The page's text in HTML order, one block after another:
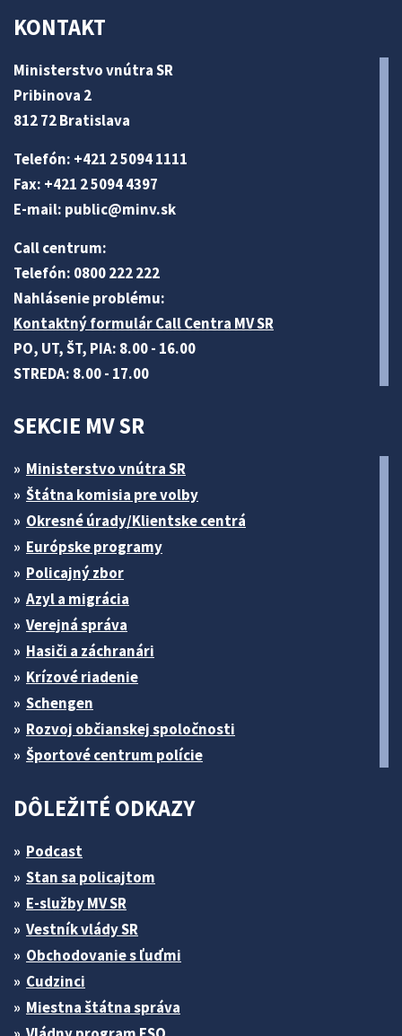
KONTAKT
Ministerstvo vnútra SR
Pribinova 2
812 72 Bratislava
Telefón: +421 2 5094 1111
Fax: +421 2 5094 4397
E-mail: public@minv.sk
Call centrum:
Telefón: 0800 222 222
Nahlásenie problému:
Kontaktný formulár Call Centra MV SR
PO, UT, ŠT, PIA: 8.00 - 16.00
STREDA: 8.00 - 17.00
SEKCIE MV SR
Ministerstvo vnútra SR
Štátna komisia pre volby
Okresné úrady/Klientske centrá
Európske programy
Policajný zbor
Azyl a migrácia
Verejná správa
Hasiči a záchranári
Krízové riadenie
Schengen
Rozvoj občianskej spoločnosti
Športové centrum polície
DÔLEŽITÉ ODKAZY
Podcast
Stan sa policajtom
E-služby MV SR
Vestník vlády SR
Obchodovanie s ľuďmi
Cudzinci
Miestna štátna správa